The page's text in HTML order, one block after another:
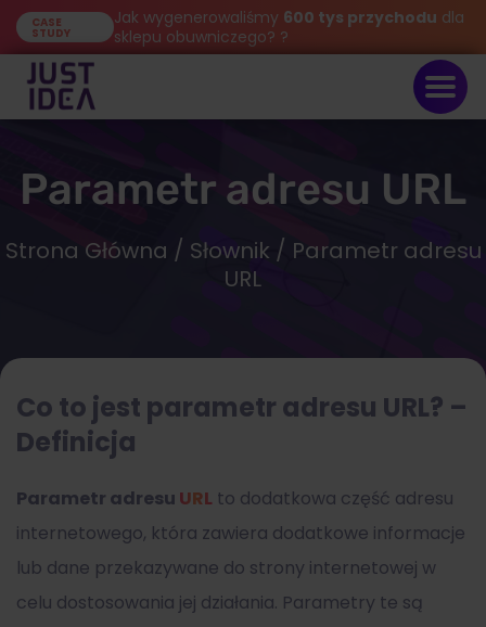
CASE
STUDY
Jak wygenerowaliśmy 600 tys przychodu dla
sklepu obuwniczego? ?
Parametr adresu URL
Strona Główna / Słownik / Parametr adresu
URL
Co to jest parametr adresu URL? –
Definicja
Parametr adresu URL to dodatkowa część adresu
internetowego, która zawiera dodatkowe informacje
lub dane przekazywane do strony internetowej w
celu dostosowania jej działania. Parametry te są